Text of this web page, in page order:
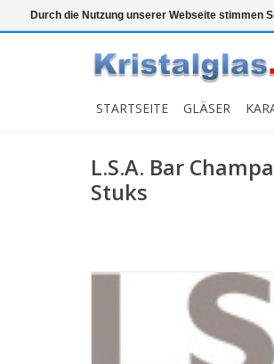
Top klasse Snelle levering
STARTSEITE GLÄSER
L.S.A. Bar
Stuks
Durch die Nutzung unserer Webseite stimmen